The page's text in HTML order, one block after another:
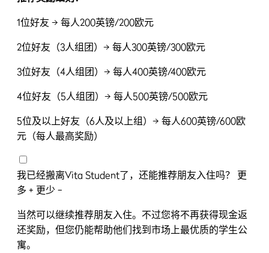
1位好友 → 每人200英镑/200欧元
2位好友（3人组团）→ 每人300英镑/300欧元
3位好友（4人组团）→ 每人400英镑/400欧元
4位好友（5人组团）→ 每人500英镑/500欧元
5位及以上好友（6人及以上组）→ 每人600英镑/600欧
元（每人最高奖励）
我已经搬离Vita Student了，还能推荐朋友入住吗？ 更
多 + 更少 −
当然可以继续推荐朋友入住。不过您将不再获得现金返
还奖励，但您仍能帮助他们找到市场上最优质的学生公
寓。